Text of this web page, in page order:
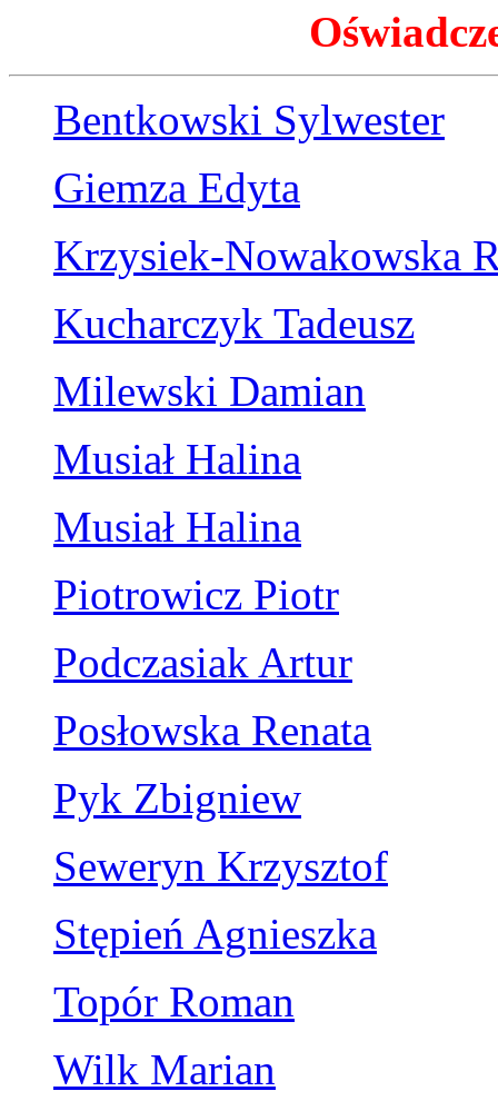
Bentkowski Sylwester
Giemza Edyta
Krzysiek-Nowakowska
Kucharczyk Tadeusz
Milewski Damian
Musiał Halina
Musiał Halina
Piotrowicz Piotr
Podczasiak Artur
Posłowska Renata
Pyk Zbigniew
Seweryn Krzysztof
Stępień Agnieszka
Topór Roman
Wilk Marian